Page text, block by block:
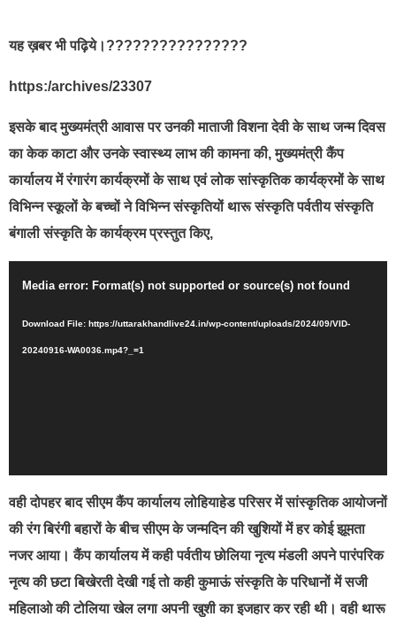
यह ख़बर भी पढ़िये।????????????????
https:/archives/23307
इसके बाद मुख्यमंत्री आवास पर उनकी माताजी विशना देवी के साथ जन्म दिवस
का केक काटा और उनके स्वास्थ्य लाभ की कामना की, मुख्यमंत्री कैंप
कार्यालय में रंगारंग कार्यक्रमों के साथ एवं लोक सांस्कृतिक कार्यक्रमों के साथ
विभिन्न स्कूलों के बच्चों ने विभिन्न संस्कृतियों थारू संस्कृति पर्वतीय संस्कृति
बंगाली संस्कृति के कार्यक्रम प्रस्तुत किए,
Media error: Format(s) not supported or source(s) not found
Download File: https://uttarakhandlive24.in/wp-content/uploads/2024/09/VID-
20240916-WA0036.mp4?_=1
वही दोपहर बाद सीएम कैंप कार्यालय लोहियाहेड परिसर में सांस्कृतिक आयोजनों
की रंग बिरंगी बहारों के बीच सीएम के जन्मदिन की खुशियों में हर कोई झूमता
नजर आया। कैंप कार्यालय में कही पर्वतीय छोलिया नृत्य मंडली अपने पारंपरिक
नृत्य की छटा बिखेरती देखी गई तो कही कुमाऊं संस्कृति के परिधानों में सजी
महिलाओ की टोलिया खेल लगा अपनी खुशी का इजहार कर रही थी। वही थारू